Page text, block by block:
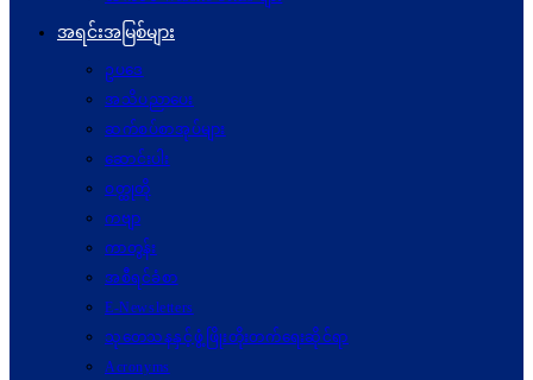
အရင်းအမြစ်များ
ဥပဒေ
အသိပညာပေး
ဆက်စပ်စာအုပ်များ
ဆောင်းပါး
ဝတ္ထုတို
ကဗျာ
ကာတွန်း
အစီရင်ခံစာ
E-Newsletters
သုတေသနနှင့်ဖွံ့ဖြိုးတိုးတက်ရေးဆိုင်ရာ
Acronyms